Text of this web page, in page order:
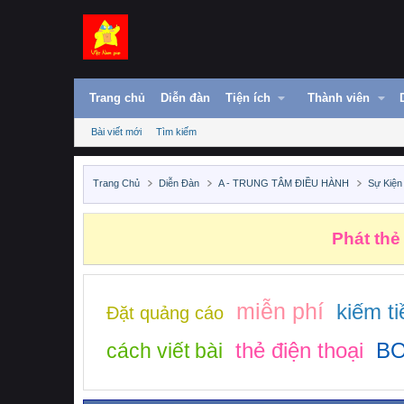
Trang chủ Diễn đàn Tiện ích Thành viên
Bài viết mới Tìm kiếm
Trang Chủ Diễn Đàn A - TRUNG TÂM ĐIỀU HÀNH Sự
Phát
Đặt quảng cáo miễn phí kiếm
cách viết bài thẻ điện thoại